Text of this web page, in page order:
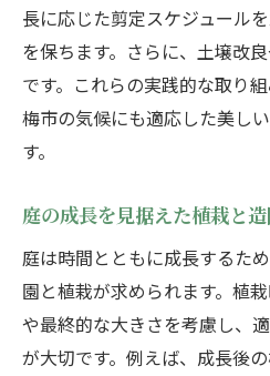
長に応じた剪定スケジュール
を保ちます。さらに、土壌改
です。これらの実践的な取り
梅市の気候にも適応した美し
す。
庭の成長を見据えた植栽と
庭は時間とともに成長するた
園と植栽が求められます。植
や最終的な大きさを考慮し、
が大切です。例えば、成長後